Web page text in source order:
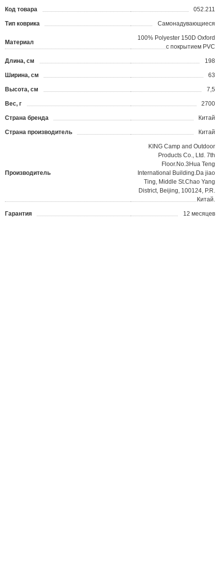
Код товара 052.211
Тип коврика Самонадувающиеся
Материал
100% Polyester 150D Oxford
с покрытием PVC
Длина, см 198
Ширина, см 63
Высота, см 7,5
Вес, г 2700
Страна бренда Китай
Страна производитель Китай
Производитель
KING Camp and Outdoor
Products Co., Ltd. 7th
Floor.No.3Hua Teng
International Building.Da jiao
Ting, Middle St.Chao Yang
District, Beijing, 100124, P.R.
Китай.
Гарантия 12 месяцев